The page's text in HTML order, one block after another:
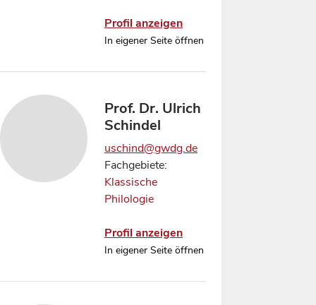
Profil anzeigen
In eigener Seite öffnen
Prof. Dr. Ulrich
Schindel
uschind@gwdg.de
Fachgebiete:
Klassische
Philologie
Profil anzeigen
In eigener Seite öffnen